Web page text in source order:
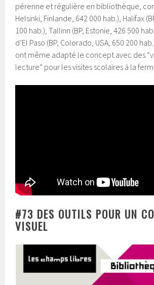
pérenne et régulière en bibliothèque,
Helsinki, Finlande, 642 000 hab.), Halifax
100 hab.), Tallinn (BP, Estonie, 426 500
d’El Paso (BP, Colorado, USA, 650 200
ont même adapté le concept avec des
lecture” pour les visites scolaires à la
#73 DES OUTILS POUR UN
VISUEL